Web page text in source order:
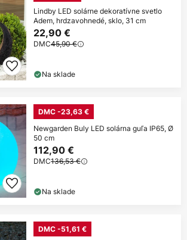
Lindby LED solárne dekoratívne svetlo
Adem, hrdzavohnedé, sklo, 31 cm
22,90 €
DMC45,90 €
Na sklade
DMC -23,63 €
Newgarden Buly LED solárna guľa IP65, Ø
50 cm
112,90 €
DMC136,53 €
Na sklade
DMC -51,61 €